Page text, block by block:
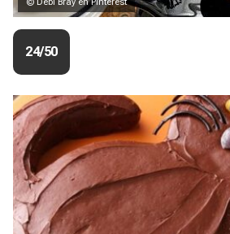
© Debi Bray en Pinterest
24/50